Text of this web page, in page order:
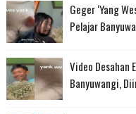
Geger ‘Yang
Pelajar
Video Desahan
Banyuwangi,